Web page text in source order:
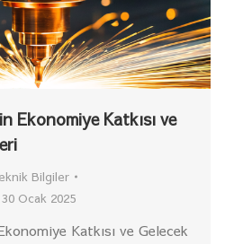
Ekonomiye Katkısı ve
Bilgiler
30 Ocak 2025
Katkısı ve Gelecek